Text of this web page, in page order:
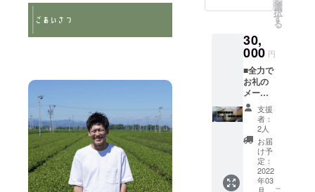
トのプ
ランに
なりま
す。 湯
呑み：
40ml 美
濃焼 美
濃焼と
は、岐
阜県 東
濃地方
日本最
大の陶
器生産
ていた
だける
ランで
す。 頂
いた御
支援は
大切に
使わせ
て頂き
ます。
選
択
す
る
30,
000 円
■全力で
お礼の
メール
■THE
TEA厳
選高級
茶葉60g
■宝瓶 ■
湯呑み
■THE
支援
者：
2人
お届
け予
定：
2022
年03
月